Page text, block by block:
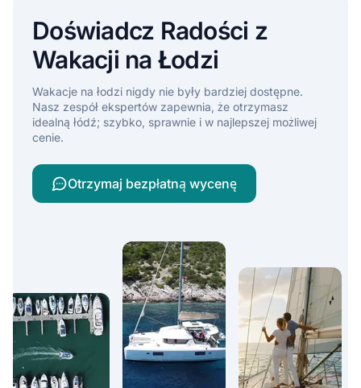
Doświadcz Radości z
Wakacji na Łodzi
Wakacje na łodzi nigdy nie były bardziej dostępne.
Nasz zespół ekspertów zapewnia, że otrzymasz
idealną łódź; szybko, sprawnie i w najlepszej możliwej
cenie.
Otrzymaj bezpłatną wycenę